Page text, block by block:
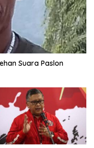
Suara Paslon